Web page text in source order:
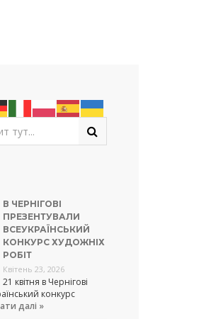
В ЧЕРНІГОВІ
ПРЕЗЕНТУВАЛИ
ВСЕУКРАЇНСЬКИЙ
КОНКУРС ХУДОЖНІХ
РОБІТ
Квітень 23, 2026
21 квітня в Чернігові
конкурс
далі »